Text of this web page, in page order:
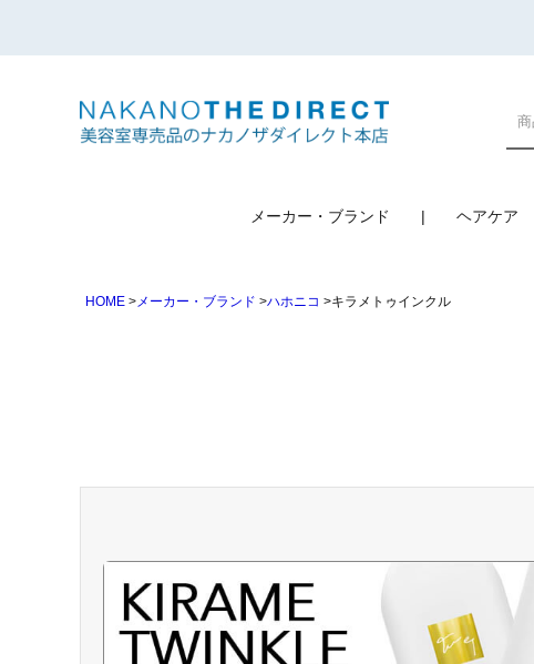
メーカー・ブランド ヘアケア
HOME メーカー・ブランド ハホニコ キラメトゥインクル